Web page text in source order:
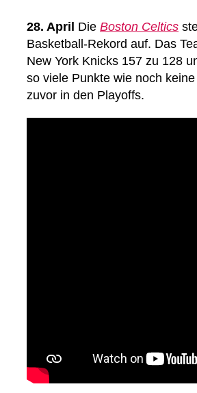
28. April Die Boston Celtics
Basketball-Rekord auf. Das
New York Knicks 157 zu 128
so viele Punkte wie noch
zuvor in den Playoffs.